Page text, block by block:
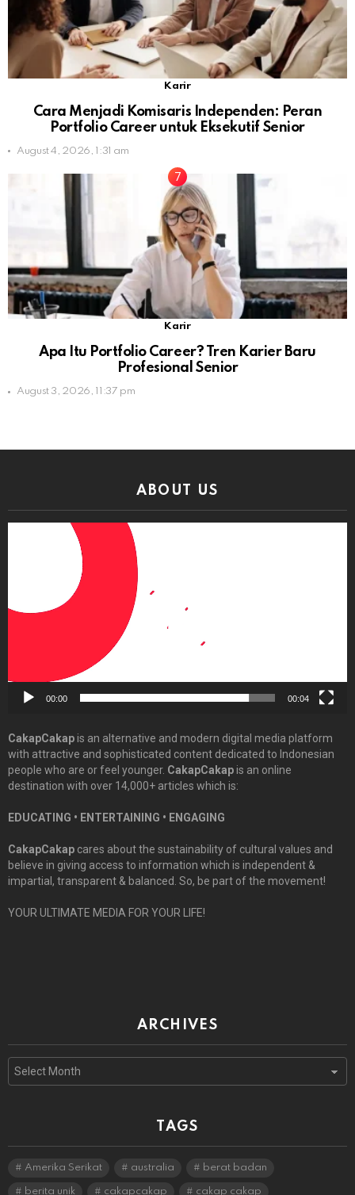
Karir
Cara Menjadi Komisaris Independen: Peran
Portfolio Career untuk Eksekutif Senior
August 4, 2026, 1:31 am
Karir
Apa Itu Portfolio Career? Tren Karier Baru
Profesional Senior
August 3, 2026, 11:37 pm
ABOUT US
00:00 00:04
CakapCakapis an alternative and modern digital media platform
with attractive and sophisticated content dedicated to Indonesian
people who are or feel younger. CakapCakapis an online
destination with over 14,000+ articles which is:
EDUCATING • ENTERTAINING • ENGAGING
CakapCakap cares about the sustainability of cultural values and
believe in giving access to information which is independent &
impartial, transparent & balanced. So, be part of the movement!
YOUR ULTIMATE MEDIA FOR YOUR LIFE!
ARCHIVES
Archives
TAGS
Amerika Serikat australia berat badan
berita unik cakapcakap cakap cakap